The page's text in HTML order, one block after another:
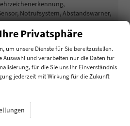
Notrufsystem, Abstandswarner,
Park Distance Control hinten,
vorhanden
Fernlichtassistent, LED-
Kurvenlicht, adaptiv (AFS)
Privatsphäre
um unsere Dienste für Sie bereitzustellen.
Auswahl und verarbeiten nur die Daten für
für die Sie uns Ihr Einverständnis
jederzeit mit Wirkung für die Zukunft